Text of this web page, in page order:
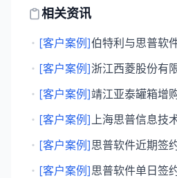
相关资讯
・ [客户案例]
・ [客户案例]
・ [客户案例]
・ [客户案例]
・ [客户案例]思普软件近期签
・ [客户案例]